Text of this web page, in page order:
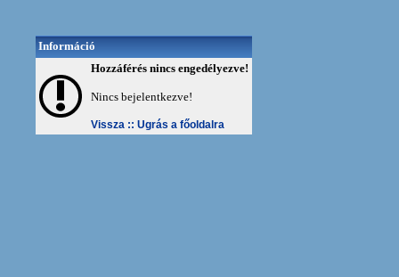
Információ
Hozzáférés nincs engedélyezve!
Nincs bejelentkezve!
Vissza :: Ugrás a főoldalra